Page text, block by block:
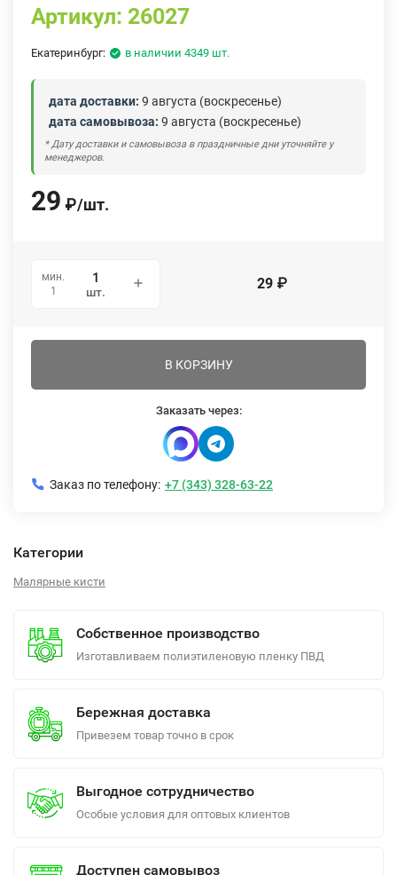
Артикул: 26027
Екатеринбург: в наличии 4349 шт.
дата доставки: 9 августа (воскресенье)
дата самовывоза: 9 августа (воскресенье)
* Дату доставки и самовывоза в праздничные дни уточняйте у
менеджеров.
29 ₽/шт.
мин.
1
шт. 29 ₽
В КОРЗИНУ
Заказать через:
Заказ по телефону: +7 (343) 328-63-22
Категории
Малярные кисти
Собственное производство
Изготавливаем полиэтиленовую пленку ПВД
Бережная доставка
Привезем товар точно в срок
Выгодное сотрудничество
Особые условия для оптовых клиентов
Доступен самовывоз